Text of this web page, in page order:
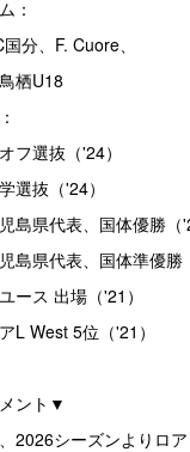
：
分、F. Cuore、
栖U18
フ選抜（'24）
選抜（'24）
島県代表、国体優勝（
島県代表、国体準優勝
ース 出場（'21）
L West 5位（'21）
ント▼
2026シーズンよりロ